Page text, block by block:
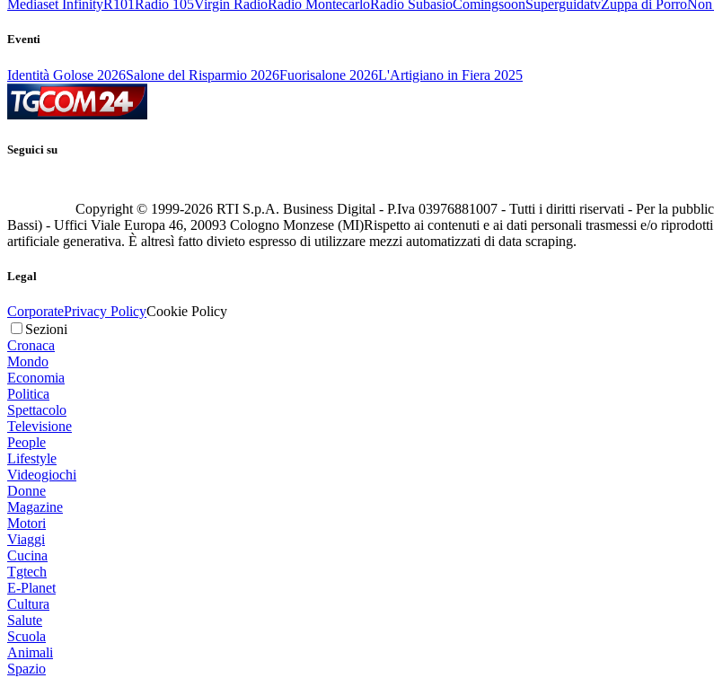
Mediaset InfinityR101Radio 105Virgin RadioRadio MontecarloRadio SubasioComingsoonSuperguidatvZuppa di PorroNon
Eventi
Identità Golose 2026Salone del Risparmio 2026Fuorisalone 2026L'Artigiano in Fiera 2025
Seguici su
Copyright © 1999-2026 RTI S.p.A. Business Digital - P.Iva 03976881007 - Tutti i diritti riservati - Per la
Bassi) - Uffici Viale Europa 46, 20093 Cologno Monzese (MI)Rispetto ai contenuti e ai dati personali trasmessi e/o
artificiale generativa. È altresì fatto divieto espresso di utilizzare mezzi automatizzati di data scraping.
Legal
CorporatePrivacy PolicyCookie Policy
Sezioni
Cronaca
Mondo
Economia
Politica
Spettacolo
Televisione
People
Lifestyle
Videogiochi
Donne
Magazine
Motori
Viaggi
Cucina
Tgtech
E-Planet
Cultura
Salute
Scuola
Animali
Spazio